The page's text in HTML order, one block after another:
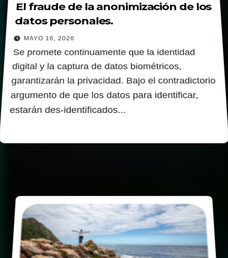
El fraude de la anonimización de los
datos personales.
MAYO 16, 2026
Se promete continuamente que la identidad
digital y la captura de datos biométricos,
garantizarán la privacidad. Bajo el contradictorio
argumento de que los datos para identificar,
estarán des-identificados...